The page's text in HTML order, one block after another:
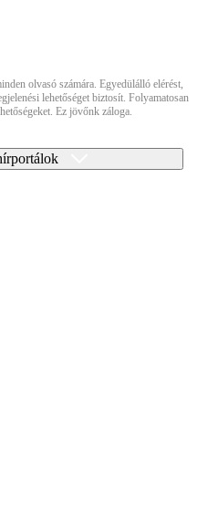
olvasó számára. Egyedülálló elérést,
lehetőséget biztosít. Folyamatosan
Ez jövőnk záloga.